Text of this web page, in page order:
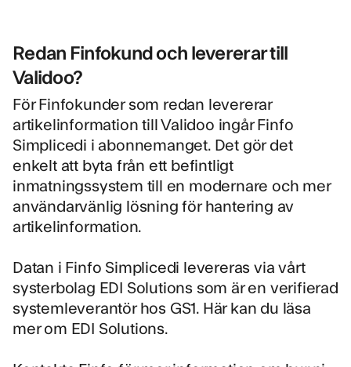
Redan Finfokund och levererar till
Validoo?
För Finfokunder som redan levererar
artikelinformation till Validoo ingår Finfo
Simplicedi i abonnemanget. Det gör det
enkelt att byta från ett befintligt
inmatningssystem till en modernare och mer
användarvänlig lösning för hantering av
artikelinformation.
Datan i Finfo Simplicedi levereras via vårt
systerbolag EDI Solutions som är en verifierad
systemleverantör hos GS1. Här kan du läsa
mer om EDI Solutions.